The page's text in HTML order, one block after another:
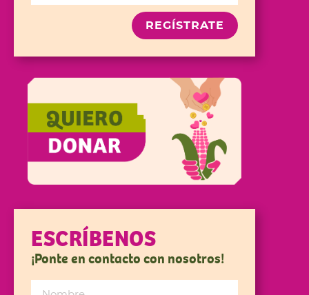
REGÍSTRATE
ESCRÍBENOS
¡Ponte en contacto con nosotros!